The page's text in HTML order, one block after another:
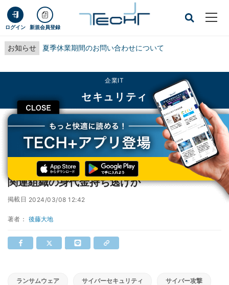
ログイン 新規会員登録
お知らせ 夏季休業期間のお問い合わせについて
CLOSE
企業IT
セキュリティ
TECH+ 企業IT
セキュリティ
ランサムウェア組織「ALPHV」が突然消滅、関連組織の身代金持ち逃げか
ランサムウェア組織「ALPHV」が突然消滅、
関連組織の身代金持ち逃げか
掲載日 2024/03/08 12:42
著者： 後藤大地
ランサムウェア サイバーセキュリティ サイバー攻撃